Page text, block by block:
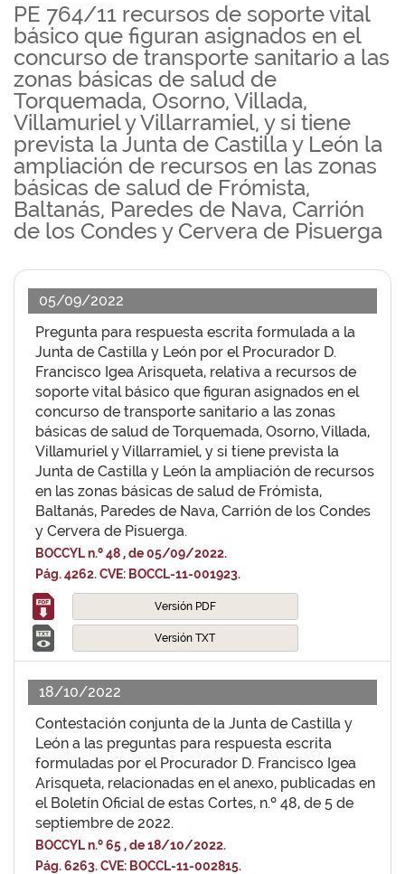
PE 764/11 recursos de soporte vital
básico que figuran asignados en el
concurso de transporte sanitario a las
zonas básicas de salud de
Torquemada, Osorno, Villada,
Villamuriel y Villarramiel, y si tiene
prevista la Junta de Castilla y León la
ampliación de recursos en las zonas
básicas de salud de Frómista,
Baltanás, Paredes de Nava, Carrión
de los Condes y Cervera de Pisuerga
05/09/2022
Pregunta para respuesta escrita formulada a la
Junta de Castilla y León por el Procurador D.
Francisco Igea Arisqueta, relativa a recursos de
soporte vital básico que figuran asignados en el
concurso de transporte sanitario a las zonas
básicas de salud de Torquemada, Osorno, Villada,
Villamuriel y Villarramiel, y si tiene prevista la
Junta de Castilla y León la ampliación de recursos
en las zonas básicas de salud de Frómista,
Baltanás, Paredes de Nava, Carrión de los Condes
y Cervera de Pisuerga.
BOCCYL n.º 48 , de 05/09/2022.
Pág. 4262. CVE: BOCCL-11-001923.
Versión PDF
Versión TXT
18/10/2022
Contestación conjunta de la Junta de Castilla y
León a las preguntas para respuesta escrita
formuladas por el Procurador D. Francisco Igea
Arisqueta, relacionadas en el anexo, publicadas en
el Boletín Oficial de estas Cortes, n.º 48, de 5 de
septiembre de 2022.
BOCCYL n.º 65 , de 18/10/2022.
Pág. 6263. CVE: BOCCL-11-002815.